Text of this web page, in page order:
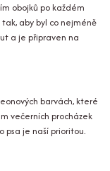
obojků po každém
aby byl co nejméně
a je připraven na
barvách, které
večerních procházek
psa je naší prioritou.